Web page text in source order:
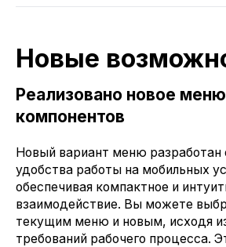
Новые
Реализовано новое меню
компонентов
Новый вариант меню разработан
удобства работы на мобильных
обеспечивая компактное и
взаимодействие. Вы можете
текущим меню и новым, исходя
требований рабочего процесса.